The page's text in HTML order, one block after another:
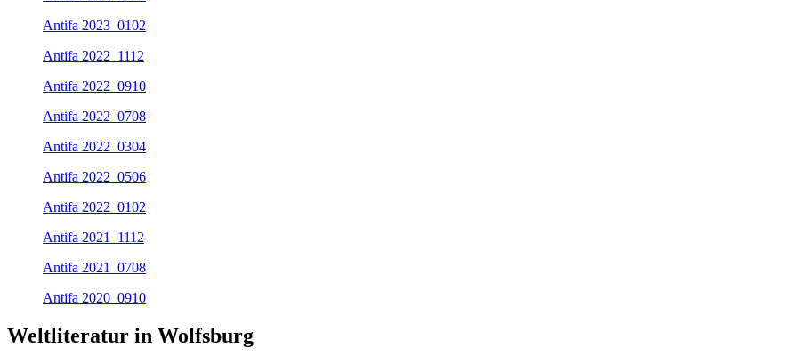
Antifa 2023_0102
Antifa 2022_1112
Antifa 2022_0910
Antifa 2022_0708
Antifa 2022_0304
Antifa 2022_0506
Antifa 2022_0102
Antifa 2021_1112
Antifa 2021_0708
Antifa 2020_0910
Weltliteratur in Wolfsburg